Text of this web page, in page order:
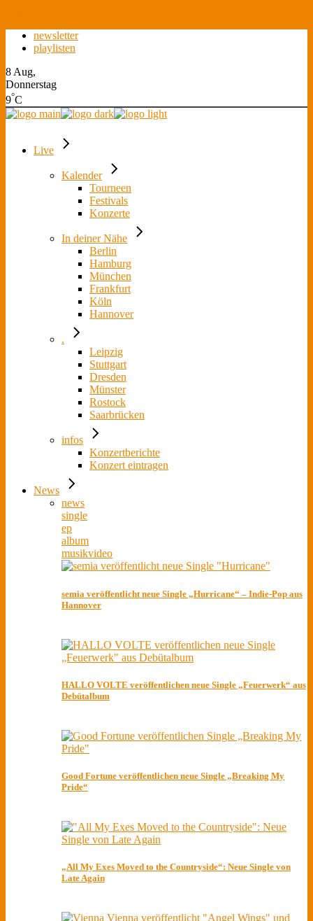
newsletter
playlisten
8 Aug,
Donnerstag
9°C
Live
Kalender
Tourneen
Festivals
Konzerte
In deiner Nähe
Berlin
Hamburg
München
Frankfurt
Köln
Hannover
.
Leipzig
Stuttgart
Dresden
Münster
Rostock
Saarbrücken
infos
Konzertberichte
Konzert eintragen
News
news
single
ep
album
musikvideo
semia veröffentlicht neue Single „Hurricane“ – Indie-Pop aus
Hannover
HALLO VOLTE veröffentlichen neue Single „Feuerwerk“ aus
Debütalbum
Good Fortune veröffentlichen neue Single „Breaking My
Pride“
„All My Exes Moved to the Countryside“: Neue Single von
Late Again